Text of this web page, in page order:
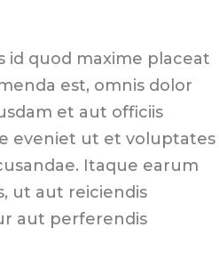
quod maxime placeat
est, omnis dolor
et aut officiis
eveniet ut et voluptates
Itaque earum
ut aut reiciendis
aut perferendis